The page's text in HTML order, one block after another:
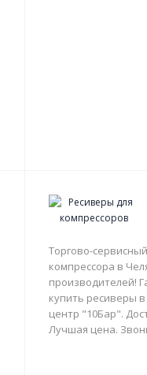
Торгово-
компрессора в
производителей!
купить ресиверы
центр "10Бар".
Лучшая цена.